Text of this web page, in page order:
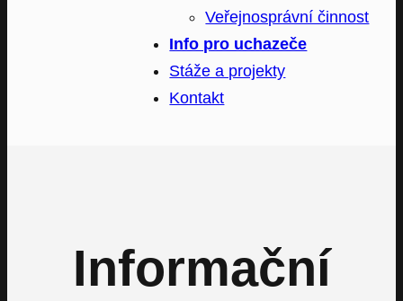
Veřejnosprávní činnost
Info pro uchazeče
Stáže a projekty
Kontakt
Informační